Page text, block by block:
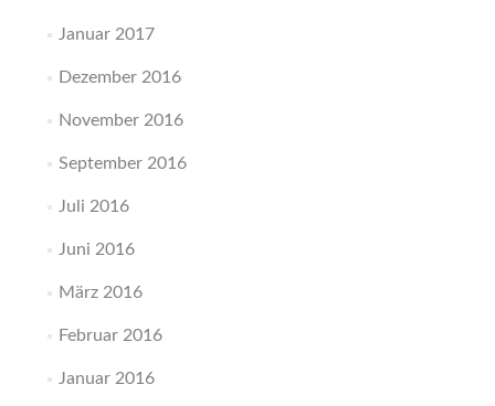
Januar 2017
Dezember 2016
November 2016
September 2016
Juli 2016
Juni 2016
März 2016
Februar 2016
Januar 2016